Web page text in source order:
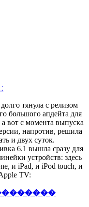
тянула с релизом
большого апдейта для
вот с момента выпуска
напротив, решила
и двух суток.
6.1 вышла сразу для
устройств: здесь
и iPad, и iPod touch, и
TV: